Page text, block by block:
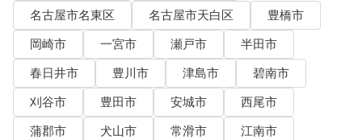
名古屋市名東区
名古屋市天白区
豊橋市
岡崎市
一宮市 瀬戸市
半田市
春日井市
豊川市 津島市
碧南市
刈谷市
豊田市 安城市
西尾市
蒲郡市
犬山市 常滑市
江南市